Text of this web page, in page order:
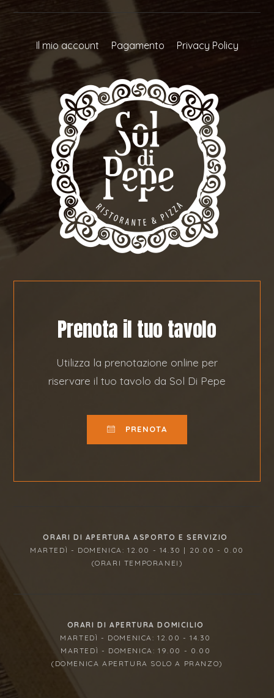
Il mio account Pagamento Privacy Policy
Prenota il tuo tavolo
Utilizza la prenotazione online per
riservare il tuo tavolo da Sol Di Pepe
PRENOTA
ORARI DI APERTURA ASPORTO E SERVIZIO
MARTEDÌ - DOMENICA: 12.00 - 14.30 | 20.00 - 0.00
(ORARI TEMPORANEI)
ORARI DI APERTURA DOMICILIO
MARTEDÌ - DOMENICA: 12.00 - 14.30
MARTEDÌ - DOMENICA: 19.00 - 0.00
(DOMENICA APERTURA SOLO A PRANZO)